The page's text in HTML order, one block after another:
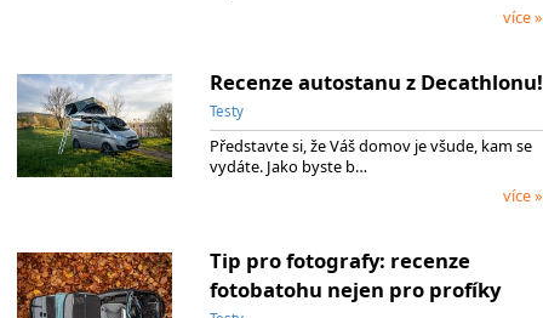
více »
Recenze autostanu z Decathlonu!
Testy
Představte si, že Váš domov je všude, kam se
vydáte. Jako byste b…
více »
Tip pro fotografy: recenze
fotobatohu nejen pro profíky